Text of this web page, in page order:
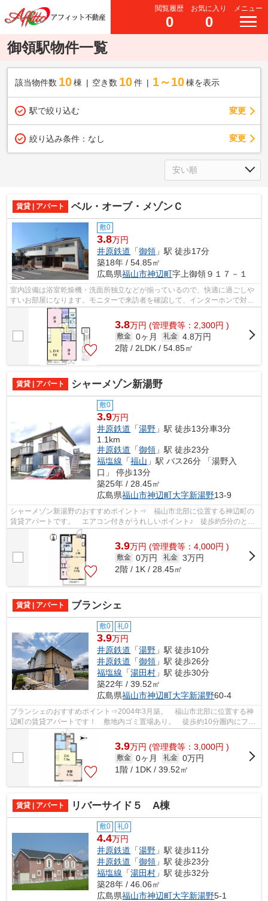
閲覧履歴
0
お気に入り
0
メニュー
御領駅物件一覧
該当物件数 10棟 空き数 10 件 1～10 棟を表示
駅で絞り込む 変更
絞り込み条件： なし 変更
賃貸 | アパート ベル・オーブ・メゾンＣ
敷0
3.8万円
井原鉄道 「御領 」駅 徒歩17分
築18年 / 54.85㎡
広島県福山市神辺町字上御領９１７－１
室内設備は浴室乾燥機・洗面所独立などが揃っているので、快適に過ごしや
すいお部屋になります。モニターで来訪者を確認して、インターホンで対面
せずに会話することができます。駐車...
3.8万円 (管理費等：2,300円 )
敷金 0ヶ月 礼金 4.8万円
2階 / 2LDK / 54.85㎡
賃貸 | アパート シャーメゾン新湯野
敷0
3.9万円
井原鉄道 「湯野 」駅 徒歩13分車3分
1.1km
井原鉄道 「御領 」駅 徒歩23分
福塩線 「福山 」駅 バス26分 「湯野入
口」 停歩13分
築25年 / 28.45㎡
広島県福山市神辺町大字新湯野13-9
シャーメゾン新湯野のおすすめポイント⇒ 福山市北部に位置する神辺町の
賃貸アパートです。 エアコン付きがうれしいポイント♪ 徒歩約5分のとこ
ろにはスーパーマーケットがあり、徒歩...
3.9万円 (管理費等：4,000円 )
敷金 0万円 礼金 3万円
2階 / 1K / 28.45㎡
賃貸 | アパート ブランシェ
敷0 礼0
3.9万円
井原鉄道 「湯野 」駅 徒歩10分
井原鉄道 「御領 」駅 徒歩26分
福塩線 「湯田村 」駅 徒歩30分
築22年 / 39.52㎡
広島県福山市神辺町大字新湯野60-4
ブランシェのおすすめポイント⇒2004年3月築。 福山市北部に位置する神
辺町の賃貸アパートです！ 敷地内ゴミ置場あり。 徒歩約10分圏内にファ
ーストフード店、スーパー、ファミリー...
3.9万円 (管理費等：3,000円 )
敷金 0ヶ月 礼金 0万円
1階 / 1DK / 39.52㎡
賃貸 | アパート リバーサイド５ A棟
敷0 礼0
4.4万円
井原鉄道 「湯野 」駅 徒歩11分
井原鉄道 「御領 」駅 徒歩23分
福塩線 「湯田村 」駅 徒歩32分
築28年 / 46.06㎡
広島県福山市神辺町大字新湯野5-1